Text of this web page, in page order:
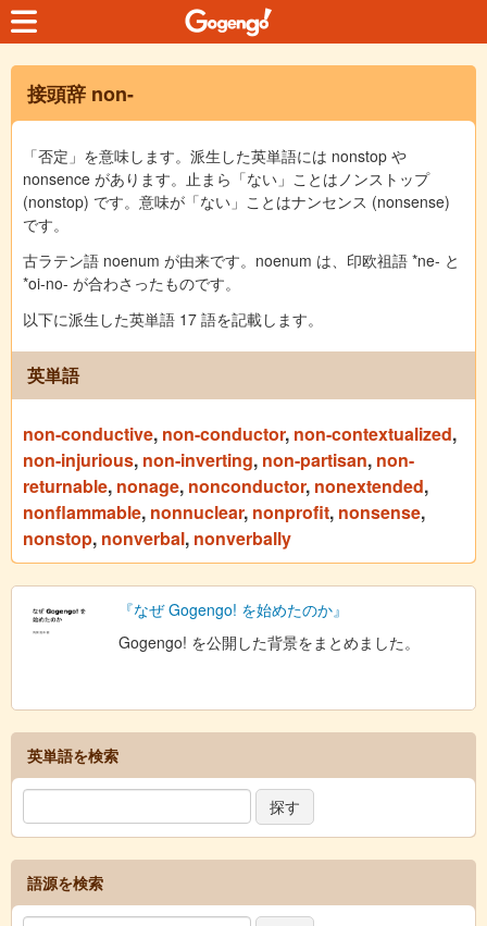
接頭辞 non-
「否定」を意味します。派生した英単語には nonstop や
nonsence があります。止まら「ない」ことはノンストップ
(nonstop) です。意味が「ない」ことはナンセンス (nonsense)
です。
古ラテン語 noenum が由来です。noenum は、印欧祖語 *ne- と
*oi-no- が合わさったものです。
以下に派生した英単語 17 語を記載します。
英単語
non-conductive, non-conductor, non-contextualized,
non-injurious, non-inverting, non-partisan, non-
returnable, nonage, nonconductor, nonextended,
nonflammable, nonnuclear, nonprofit, nonsense,
nonstop, nonverbal, nonverbally
『なぜ Gogengo! を始めたのか』
Gogengo! を公開した背景をまとめました。
英単語を検索
語源を検索